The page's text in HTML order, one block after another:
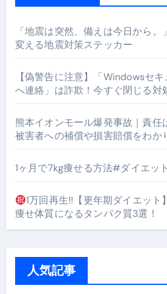
「地震は突然、備えは今日から
変える地震対策ステッカー
【偽警告に注意】「Windowsセ
へ連絡」は詐欺！今すぐ閉じる対
熊本イオンモール爆発事故｜責任
被害者への補償や損害賠償をわか
1ヶ月で7kg痩せる方法#ダイエッ
1万回再生!!【更年期ダイエット
痩せ体質になるタンパク質3選！
人気記事